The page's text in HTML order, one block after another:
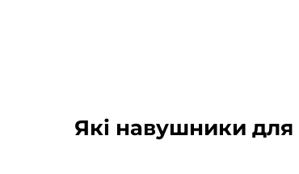
Які навушники